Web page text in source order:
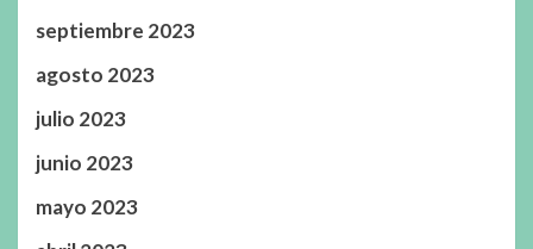
septiembre 2023
agosto 2023
julio 2023
junio 2023
mayo 2023